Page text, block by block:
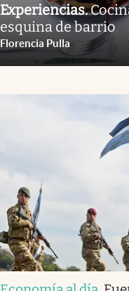
Experiencias.
esquina de barrio
Florencia Pulla